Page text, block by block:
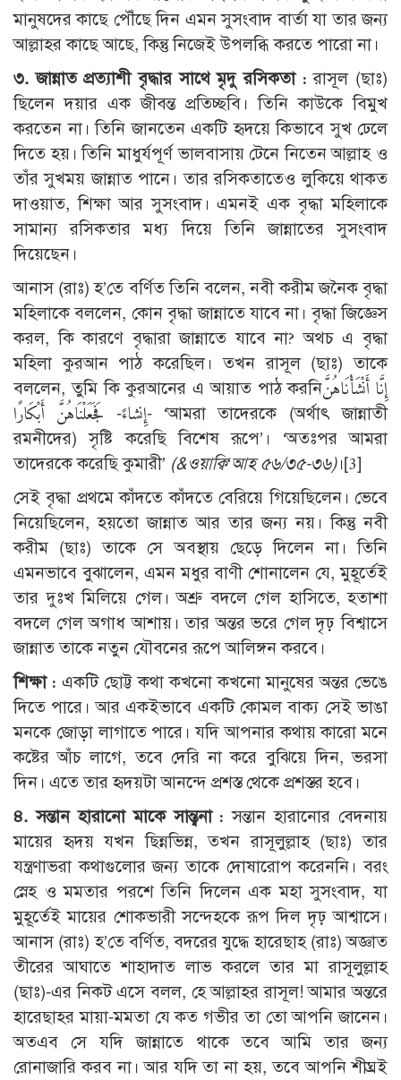
মানুষদের কাছে পৌঁছে দিন এমন সুসংবাদ বার্তা যা তার জন্য
আল্লাহর কাছে আছে, কিন্তু নিজেই উপলব্ধি করতে পারো না।
৩. জান্নাত প্রত্যাশী বৃদ্ধার সাথে মৃদু রসিকতা :রাসূল (ছাঃ)
ছিলেন দয়ার এক জীবন্ত প্রতিচ্ছবি। তিনি কাউকে বিমুখ
করতেন না। তিনি জানতেন একটি হৃদয়ে কিভাবে সুখ ঢেলে
দিতে হয়। তিনি মাধুর্যপূর্ণ ভালবাসায় টেনে নিতেন আল্লাহ ও
তাঁর সুখময় জান্নাত পানে। তার রসিকতাতেও লুকিয়ে থাকত
দাওয়াত, শিক্ষা আর সুসংবাদ। এমনই এক বৃদ্ধা মহিলাকে
সামান্য রসিকতার মধ্য দিয়ে তিনি জান্নাতের সুসংবাদ
দিয়েছেন।
আনাস (রাঃ) হ’তে বর্ণিত তিনি বলেন, নবী করীম জনৈক বৃদ্ধা
মহিলাকে বললেন, কোন বৃদ্ধা জান্নাতে যাবে না। বৃদ্ধা জিজ্ঞেস
করল, কি কারণে বৃদ্ধারা জান্নাতে যাবে না? অথচ এ বৃদ্ধা
মহিলা কুরআন পাঠ করেছিল। তখন রাসূল (ছাঃ) তাকে
বললেন, তুমি কি কুরআনের এ আয়াত পাঠ করনিإِنَّا أَنْشَأْنَاهُنَّ
إِنشاءً- فَجَعَلْنَاهُنَّ أَبْكَارًا- ‘আমরা তাদেরকে (অর্থাৎ জান্নাতী
রমনীদের) সৃষ্টি করেছি বিশেষ রূপে’। ‘অতঃপর আমরা
তাদেরকে করেছি কুমারী’ (&ওয়াক্বি‘আহ ৫৬/৩৫-৩৬)।[3]
সেই বৃদ্ধা প্রথমে কাঁদতে কাঁদতে বেরিয়ে গিয়েছিলেন। ভেবে
নিয়েছিলেন, হয়তো জান্নাত আর তার জন্য নয়। কিন্তু নবী
করীম (ছাঃ) তাকে সে অবস্থায় ছেড়ে দিলেন না। তিনি
এমনভাবে বুঝালেন, এমন মধুর বাণী শোনালেন যে, মুহূর্তেই
তার দুঃখ মিলিয়ে গেল। অশ্রু বদলে গেল হাসিতে, হতাশা
বদলে গেল অগাধ আশায়। তার অন্তর ভরে গেল দৃঢ় বিশ্বাসে
জান্নাত তাকে নতুন যৌবনের রূপে আলিঙ্গন করবে।
শিক্ষা : একটি ছোট্ট কথা কখনো কখনো মানুষের অন্তর ভেঙে
দিতে পারে। আর একইভাবে একটি কোমল বাক্য সেই ভাঙা
মনকে জোড়া লাগাতে পারে। যদি আপনার কথায় কারো মনে
কষ্টের আঁচ লাগে, তবে দেরি না করে বুঝিয়ে দিন, ভরসা
দিন। এতে তার হৃদয়টা আনন্দে প্রশস্ত থেকে প্রশস্তর হবে।
৪. সন্তান হারানো মাকে সান্ত্বনা :সন্তান হারানোর বেদনায়
মায়ের হৃদয় যখন ছিন্নভিন্ন, তখন রাসূলুল্লাহ (ছাঃ) তার
যন্ত্রণাভরা কথাগুলোর জন্য তাকে দোষারোপ করেননি। বরং
স্নেহ ও মমতার পরশে তিনি দিলেন এক মহা সুসংবাদ, যা
মুহূর্তেই মায়ের শোকভারী সন্দেহকে রূপ দিল দৃঢ় আশ্বাসে।
আনাস (রাঃ) হ’তে বর্ণিত, বদরের যুদ্ধে হারেছাহ (রাঃ) অজ্ঞাত
তীরের আঘাতে শাহাদাত লাভ করলে তার মা রাসূলুল্লাহ
(ছাঃ)-এর নিকট এসে বলল, হে আল্লাহর রাসূল! আমার অন্তরে
হারেছাহর মায়া-মমতা যে কত গভীর তা তো আপনি জানেন।
অতএব সে যদি জান্নাতে থাকে তবে আমি তার জন্য
রোনাজারি করব না। আর যদি তা না হয়, তবে আপনি শীঘ্রই